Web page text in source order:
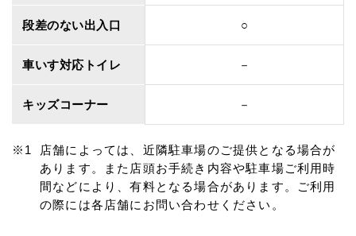
段差のない出入口 ○
車いす対応トイレ －
キッズコーナー －
店舗によっては、近隣駐車場のご提供となる場合が
あります。また店頭お手続き内容や駐車場ご利用時
間などにより、有料となる場合があります。ご利用
の際には各店舗にお問い合わせください。